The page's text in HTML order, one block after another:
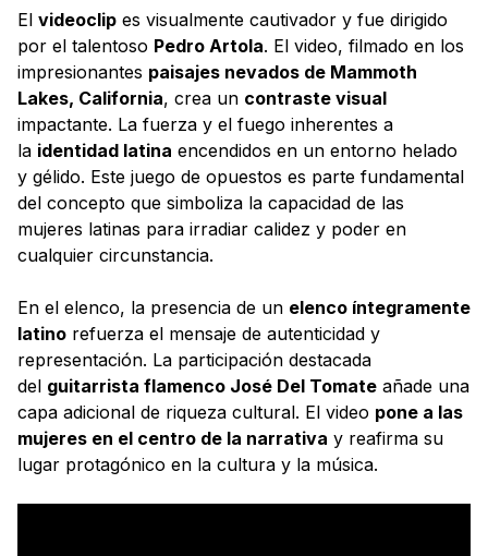
El videoclip es visualmente cautivador y fue dirigido
por el talentoso Pedro Artola. El video, filmado en los
impresionantes paisajes nevados de Mammoth
Lakes, California, crea un contraste visual
impactante. La fuerza y el fuego inherentes a
la identidad latina encendidos en un entorno helado
y gélido. Este juego de opuestos es parte fundamental
del concepto que simboliza la capacidad de las
mujeres latinas para irradiar calidez y poder en
cualquier circunstancia.
En el elenco, la presencia de un elenco íntegramente
latino refuerza el mensaje de autenticidad y
representación. La participación destacada
del guitarrista flamenco José Del Tomate añade una
capa adicional de riqueza cultural. El video pone a las
mujeres en el centro de la narrativa y reafirma su
lugar protagónico en la cultura y la música.